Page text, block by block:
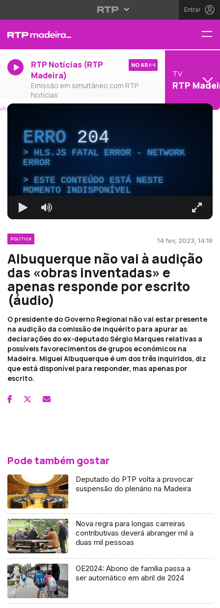
Entrar
RTP Notícias (RTP
Madeira)
Emissão em simultâneo com RTP
Notícias
NO AR
TV
RTP
ERRO204
HLS.JS FATAL ERROR - NETWORK
ERROR
ESTE CONTEÚDO ESTÁ NESTE
MOMENTO INDISPONÍVEL
POLÍTICA 14 fev, 2023, 14:19
Albuquerque não vai à audição
das «obras inventadas» e
apenas responde por escrito
(áudio)
O presidente do Governo Regional não vai estar presente
na audição da comissão de inquérito para apurar as
declarações do ex-deputado Sérgio Marques relativas a
possíveis favorecimentos de grupos económicos na
Madeira. Miguel Albuquerque é um dos três inquiridos, diz
que está disponível para responder, mas apenas por
escrito.
Pode também gostar
Deputado do PTP volta a provocar
suspensão do plenário na Madeira
Nova regra para longas carreiras
contributivas deverá abranger mil a
duas mil pessoas
OE2024: Abono de família passa a
ser automático em abril de 2024